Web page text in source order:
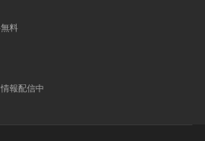
料
報配信中